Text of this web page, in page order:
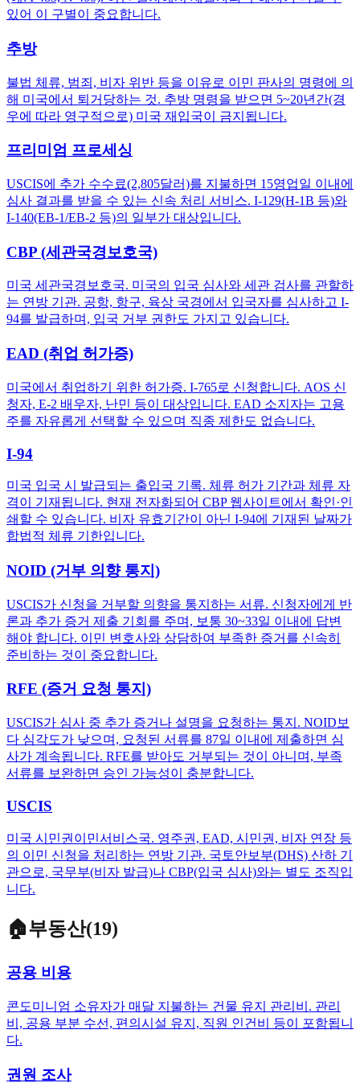
있어 이 구별이 중요합니다.
추방
불법 체류, 범죄, 비자 위반 등을 이유로 이민 판사의 명령에 의
해 미국에서 퇴거당하는 것. 추방 명령을 받으면 5~20년간(경
우에 따라 영구적으로) 미국 재입국이 금지됩니다.
프리미엄 프로세싱
USCIS에 추가 수수료(2,805달러)를 지불하면 15영업일 이내에
심사 결과를 받을 수 있는 신속 처리 서비스. I-129(H-1B 등)와
I-140(EB-1/EB-2 등)의 일부가 대상입니다.
CBP (세관국경보호국)
미국 세관국경보호국. 미국의 입국 심사와 세관 검사를 관할하
는 연방 기관. 공항, 항구, 육상 국경에서 입국자를 심사하고 I-
94를 발급하며, 입국 거부 권한도 가지고 있습니다.
EAD (취업 허가증)
미국에서 취업하기 위한 허가증. I-765로 신청합니다. AOS 신
청자, E-2 배우자, 난민 등이 대상입니다. EAD 소지자는 고용
주를 자유롭게 선택할 수 있으며 직종 제한도 없습니다.
I-94
미국 입국 시 발급되는 출입국 기록. 체류 허가 기간과 체류 자
격이 기재됩니다. 현재 전자화되어 CBP 웹사이트에서 확인·인
쇄할 수 있습니다. 비자 유효기간이 아닌 I-94에 기재된 날짜가
합법적 체류 기한입니다.
NOID (거부 의향 통지)
USCIS가 신청을 거부할 의향을 통지하는 서류. 신청자에게 반
론과 추가 증거 제출 기회를 주며, 보통 30~33일 이내에 답변
해야 합니다. 이민 변호사와 상담하여 부족한 증거를 신속히
준비하는 것이 중요합니다.
RFE (증거 요청 통지)
USCIS가 심사 중 추가 증거나 설명을 요청하는 통지. NOID보
다 심각도가 낮으며, 요청된 서류를 87일 이내에 제출하면 심
사가 계속됩니다. RFE를 받아도 거부되는 것이 아니며, 부족
서류를 보완하면 승인 가능성이 충분합니다.
USCIS
미국 시민권이민서비스국. 영주권, EAD, 시민권, 비자 연장 등
의 이민 신청을 처리하는 연방 기관. 국토안보부(DHS) 산하 기
관으로, 국무부(비자 발급)나 CBP(입국 심사)와는 별도 조직입
니다.
🏠부동산(19)
공용 비용
콘도미니엄 소유자가 매달 지불하는 건물 유지 관리비. 관리
비, 공용 부분 수선, 편의시설 유지, 직원 인건비 등이 포함됩니
다.
권원 조사